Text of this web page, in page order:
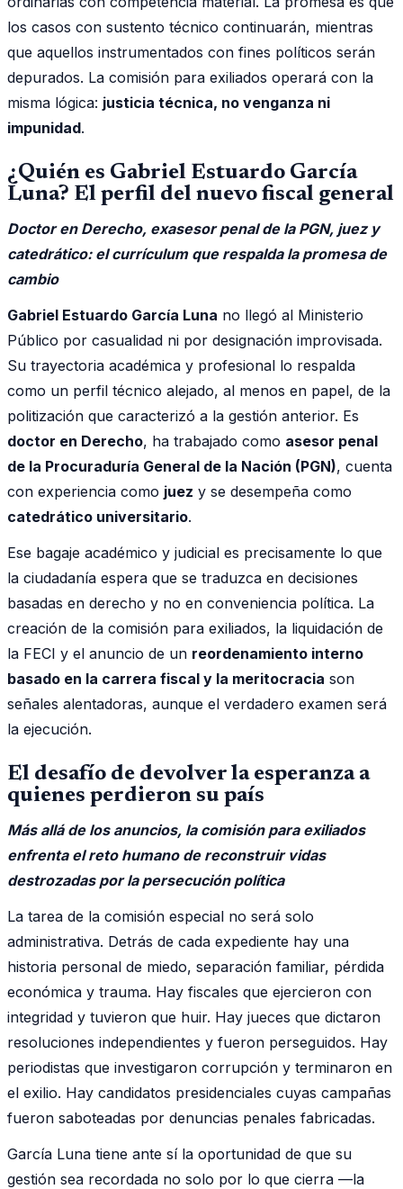
los casos con sustento técnico continuarán, mientras
que aquellos instrumentados con fines políticos serán
depurados. La comisión para exiliados operará con la
misma lógica: justicia técnica, no venganza ni
impunidad.
¿Quién es Gabriel Estuardo García
Luna? El perfil del nuevo fiscal general
Doctor en Derecho, exasesor penal de la PGN, juez y
catedrático: el currículum que respalda la promesa de
cambio
Gabriel Estuardo García Luna no llegó al Ministerio
Público por casualidad ni por designación improvisada.
Su trayectoria académica y profesional lo respalda
como un perfil técnico alejado, al menos en papel, de la
politización que caracterizó a la gestión anterior. Es
doctor en Derecho, ha trabajado como asesor penal
de la Procuraduría General de la Nación (PGN), cuenta
con experiencia como juez y se desempeña como
catedrático universitario.
Ese bagaje académico y judicial es precisamente lo que
la ciudadanía espera que se traduzca en decisiones
basadas en derecho y no en conveniencia política. La
creación de la comisión para exiliados, la liquidación de
la FECI y el anuncio de un reordenamiento interno
basado en la carrera fiscal y la meritocracia son
señales alentadoras, aunque el verdadero examen será
la ejecución.
El desafío de devolver la esperanza a
quienes perdieron su país
Más allá de los anuncios, la comisión para exiliados
enfrenta el reto humano de reconstruir vidas
destrozadas por la persecución política
La tarea de la comisión especial no será solo
administrativa. Detrás de cada expediente hay una
historia personal de miedo, separación familiar, pérdida
económica y trauma. Hay fiscales que ejercieron con
integridad y tuvieron que huir. Hay jueces que dictaron
resoluciones independientes y fueron perseguidos. Hay
periodistas que investigaron corrupción y terminaron en
el exilio. Hay candidatos presidenciales cuyas campañas
fueron saboteadas por denuncias penales fabricadas.
García Luna tiene ante sí la oportunidad de que su
gestión sea recordada no solo por lo que cierra —la